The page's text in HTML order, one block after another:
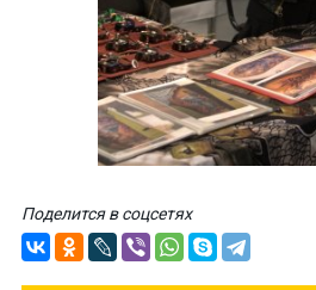
Поделится в соцсетях